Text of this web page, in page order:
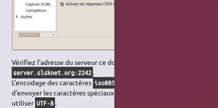
Vérifiez l'adresse du serveur ce doit être
server.slsknet.org:2242 .
L'encodage des caractères iso8859-1
d'envoyer les caractères spéciaux français, vous pouvez aussi
utiliser UTF-8 .